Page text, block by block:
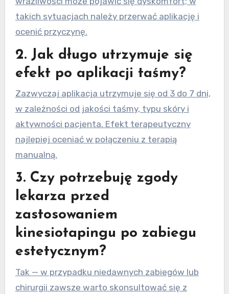
takich sytuacjach należy przerwać aplikację i
ocenić przyczynę.
2. Jak długo utrzymuje się
efekt po aplikacji taśmy?
Zazwyczaj aplikacja utrzymuje się od 3 do 7 dni,
w zależności od jakości taśmy, typu skóry i
aktywności pacjenta. Efekt terapeutyczny
najlepiej oceniać w połączeniu z terapią
manualną.
3. Czy potrzebuję zgody
lekarza przed
zastosowaniem
kinesiotapingu po zabiegu
estetycznym?
Tak — w przypadku niedawnych zabiegów lub
chirurgii zawsze warto skonsultować się z